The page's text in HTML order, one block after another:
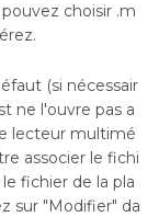
choisir .m
(si nécessair
ne l'ouvre pas a
lecteur multimé
associer le fichi
fichier de la pla
sur "Modifier" da